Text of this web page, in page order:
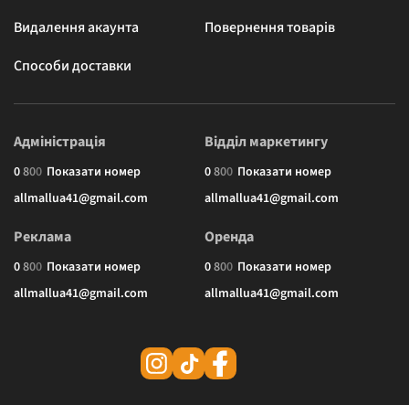
Видалення акаунта
Повернення товарів
Способи доставки
Адміністрація
0800 Показати номер
allmallua41@gmail.com
Відділ маркетингу
0800 Показати номер
allmallua41@gmail.com
Реклама
0800 Показати номер
allmallua41@gmail.com
Оренда
0800 Показати номер
allmallua41@gmail.com